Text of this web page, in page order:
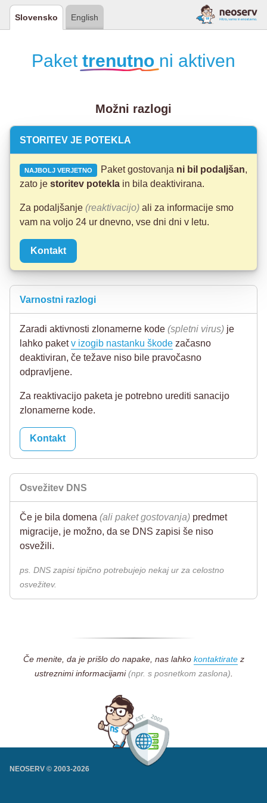
Slovensko English
Paket trenutno ni aktiven
Možni razlogi
STORITEV JE POTEKLA
NAJBOLJ VERJETNO Paket gostovanja ni bil podaljšan,
zato je storitev potekla in bila deaktivirana.
Za podaljšanje (reaktivacijo) ali za informacije smo
vam na voljo 24 ur dnevno, vse dni dni v letu.
Kontakt
Varnostni razlogi
Zaradi aktivnosti zlonamerne kode (spletni virus) je
lahko paketv izogib nastanku škode začasno
deaktiviran, če težave niso bile pravočasno
odpravljene.
Za reaktivacijo paketa je potrebno urediti sanacijo
zlonamerne kode.
Kontakt
Osvežitev DNS
Če je bila domena (ali paket gostovanja) predmet
migracije, je možno, da se DNS zapisi še niso
osvežili.
ps. DNS zapisi tipično potrebujejo nekaj ur za celostno
osvežitev.
Če menite, da je prišlo do napake, nas lahko kontaktiratez
ustreznimi informacijami(npr. s posnetkom zaslona)
NEOSERV © 2003-2026